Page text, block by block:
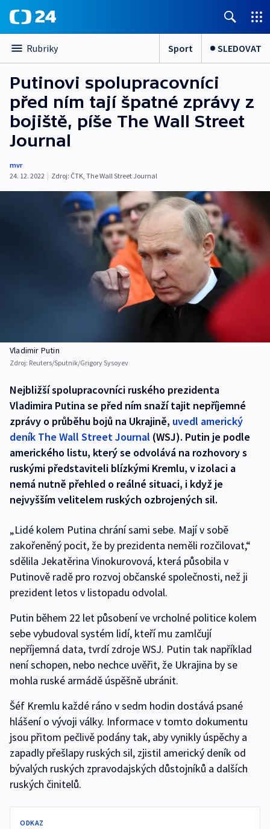
Rubriky Sport SLEDOVAT
Putinovi spolupracovníci
před ním tají špatné zprávy z
bojiště, píše The Wall Street
Journal
mvr
24. 12. 2022 | Zdroj: ČTK, The Wall Street Journal
Vladimir Putin
Zdroj: Reuters/Sputnik/Grigory Sysoyev
Nejbližší spolupracovníci ruského prezidenta
Vladimira Putina se před ním snaží tajit nepříjemné
zprávy o průběhu bojů na Ukrajině, uvedl americký
deník The Wall Street Journal (WSJ). Putin je podle
amerického listu, který se odvolává na rozhovory s
ruskými představiteli blízkými Kremlu, v izolaci a
nemá nutně přehled o reálné situaci, i když je
nejvyšším velitelem ruských ozbrojených sil.
„Lidé kolem Putina chrání sami sebe. Mají v sobě
zakořeněný pocit, že by prezidenta neměli rozčilovat,“
sdělila Jekatěrina Vinokurovová, která působila v
Putinově radě pro rozvoj občanské společnosti, než ji
prezident letos v listopadu odvolal.
Putin během 22 let působení ve vrcholné politice kolem
sebe vybudoval systém lidí, kteří mu zamlčují
nepříjemná data, tvrdí zdroje WSJ. Putin tak například
není schopen, nebo nechce uvěřit, že Ukrajina by se
mohla ruské armádě úspěšně ubránit.
Šéf Kremlu každé ráno v sedm hodin dostává psané
hlášení o vývoji války. Informace v tomto dokumentu
jsou přitom pečlivě podány tak, aby vynikly úspěchy a
zapadly přešlapy ruských sil, zjistil americký deník od
bývalých ruských zpravodajských důstojníků a dalších
ruských činitelů.
ODKAZ